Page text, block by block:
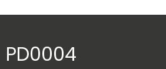
PD0004